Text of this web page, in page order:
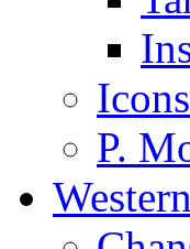
P.